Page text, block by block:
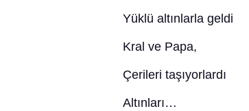
Yüklü altınlarla geldi
Kral ve Papa,
Çerileri taşıyorlardı
Altınları…